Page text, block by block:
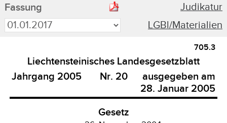
Fassung
Judikatur
LGBl/Materialien